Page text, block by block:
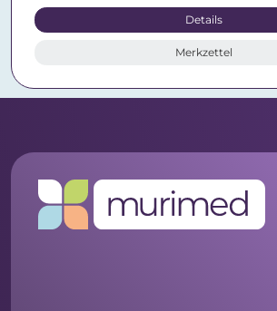
Details
Merkzettel